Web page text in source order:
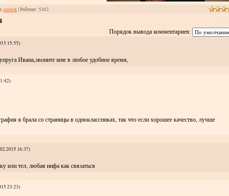
: strelok|Рейтинг: 5.0/2
Порядок вывода комментариев:
15:55)
Ивана,звоните мне в любое удобное время,
я брала со страницы в одноклассниках, так что если хорошее качество, лучше
16:37)
или тел, любая инфа как связаться
23:23)